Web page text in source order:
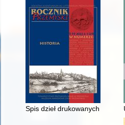
Spis dzieł drukowanych w